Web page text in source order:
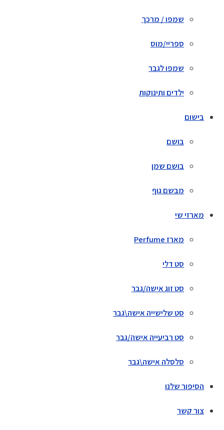
שמפו / מרכך
ספריי/מוס
שמפו לגבר
ילדים ותינוקות
בישום
בושם
בושם שמן
מבשם גוף
מארזי שי
מארז Perfume
סט דלי
סט זוג אישה/גבר
סט שלישייה אישה\גבר
סט רביעייה אישה/גבר
סלסלה אישה\גבר
הסיפור שלנו
צור קשר